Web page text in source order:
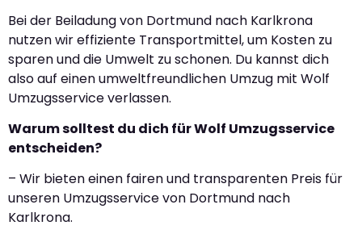
Bei der Beiladung von Dortmund nach Karlkrona
nutzen wir effiziente Transportmittel, um Kosten zu
sparen und die Umwelt zu schonen. Du kannst dich
also auf einen umweltfreundlichen Umzug mit Wolf
Umzugsservice verlassen.
Warum solltest du dich für Wolf Umzugsservice
entscheiden?
– Wir bieten einen fairen und transparenten Preis für
unseren Umzugsservice von Dortmund nach
Karlkrona.